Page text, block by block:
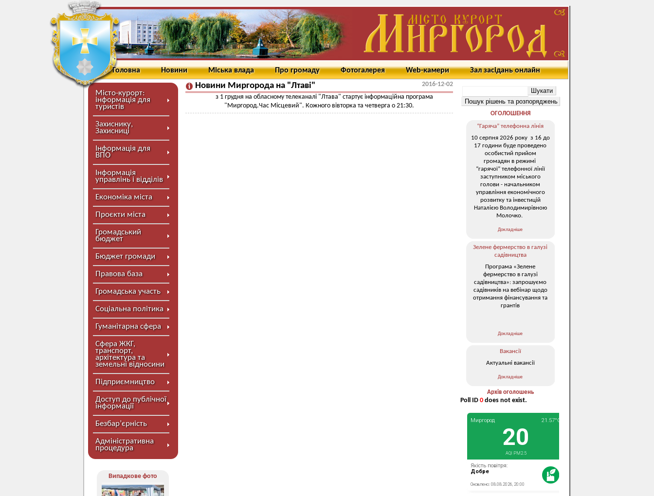
Головна Новини Міська влада Про громаду Фотогалерея Web-камери Зал засідань онлайн
Місто-курорт:
інформація для
туристів
Захиснику,
Захисниці
Інформація для
ВПО
Інформація
управлінь і відділів
Економіка міста
Проєкти міста
Громадський
бюджет
Бюджет громади
Правова база
Громадська участь
Соціальна політика
Гуманітарна сфера
Сфера ЖКГ,
транспорт,
архітектура та
земельні відносини
Підприємництво
Доступ до публічної
інформації
Безбар’єрність
Адміністративна
процедура
Випадкове фото
Новини Миргорода на "Лтаві"
2016-12-02
з 1 грудня на обласному телеканалі "Лтава" стартує інформаційна програма
"Миргород.Час Місцевий". Кожного вівторка та четверга о 21:30.
ОГОЛОШЕННЯ
“Гаряча” телефонна лінія
10 серпня 2026 року з 16 до
17 години буде проведено
особистий прийом
громадян в режимі
“гарячої” телефонної лінії
заступником міського
голови - начальником
управління економічного
розвитку та інвестицій
Наталією Володимирівною
Молочко.
Докладніше
Зелене фермерство в галузі
садівництва
Програма «Зелене
фермерство в галузі
садівництва»: запрошуємо
садівників на вебінар щодо
отримання фінансування та
грантів
Докладніше
Вакансії
Актуальні вакансії
Докладніше
Архів оголошень
Poll ID 0 does not exist.